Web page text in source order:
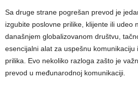
Sa druge strane pogrešan prevod je
izgubite poslovne prilike, klijente ili udeo
današnjem globalizovanom društvu,
esencijalni alat za uspešnu komunikaciju
prilika. Evo nekoliko razloga zašto je
prevod u međunarodnoj komunikaciji.